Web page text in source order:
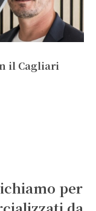
il Cagliari